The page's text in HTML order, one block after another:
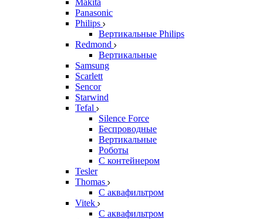
Makita
Panasonic
Philips
Вертикальные Philips
Redmond
Вертикальные
Samsung
Scarlett
Sencor
Starwind
Tefal
Silence Force
Беспроводные
Вертикальные
Роботы
С контейнером
Tesler
Thomas
С аквафильтром
Vitek
С аквафильтром